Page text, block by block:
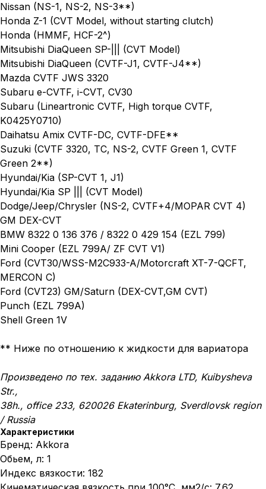
Nissan (NS-1, NS-2, NS-3**)
Honda Z-1 (CVT Model, without starting clutch)
Honda (HMMF, HCF-2^)
Mitsubishi DiaQueen SP-||| (CVT Model)
Mitsubishi DiaQueen (CVTF-J1, CVTF-J4**)
Mazda CVTF JWS 3320
Subaru e-CVTF, i-CVT, CV30
Subaru (Lineartronic CVTF, High torque CVTF,
K0425Y0710)
Daihatsu Amix CVTF-DC, CVTF-DFE**
Suzuki (CVTF 3320, TC, NS-2, CVTF Green 1, CVTF
Green 2**)
Hyundai/Kia (SP-CVT 1, J1)
Hyundai/Kia SP ||| (CVT Model)
Dodge/Jeep/Chrysler (NS-2, CVTF+4/MOPAR CVT 4)
GM DEX-CVT
BMW 8322 0 136 376 / 8322 0 429 154 (EZL 799)
Mini Cooper (EZL 799A/ ZF CVT V1)
Ford (CVT30/WSS-M2C933-A/Motorcraft XT-7-QCFT,
MERCON C)
Ford (CVT23) GM/Saturn (DEX-CVT,GM CVT)
Punch (EZL 799A)
Shell Green 1V
** Ниже по отношению к жидкости для вариатора
Произведено по тех. заданию Akkora LTD, Kuibysheva
Str.,
38h., office 233, 620026 Ekaterinburg, Sverdlovsk region
/ Russia
Характеристики
Бренд: Akkora
Обьем, л: 1
Индекс вязкости: 182